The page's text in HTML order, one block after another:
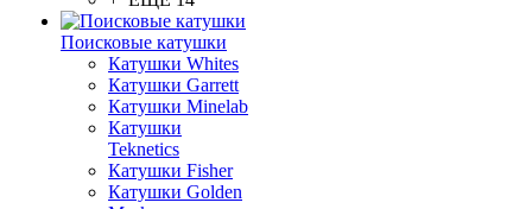
Поисковые катушки
Катушки Whites
Катушки Garrett
Катушки Minelab
Катушки
Teknetics
Катушки Fisher
Катушки Golden